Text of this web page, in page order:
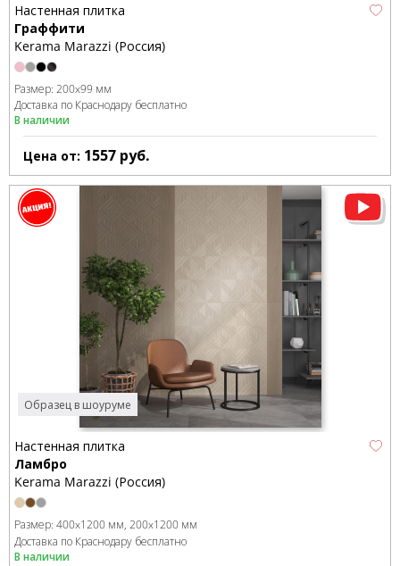
Настенная плитка
Граффити
Kerama Marazzi (Россия)
Размер: 200x99 мм
Доставка по Краснодару бесплатно
В наличии
Цена от: 1557 руб.
Образец в шоуруме
Настенная плитка
Ламбро
Kerama Marazzi (Россия)
Размер: 400x1200 мм 200x1200 мм
Доставка по Краснодару бесплатно
В наличии